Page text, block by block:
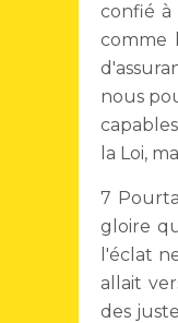
confié à
comme
nous
la Loi,
7
gloire
l'éclat
allait
des